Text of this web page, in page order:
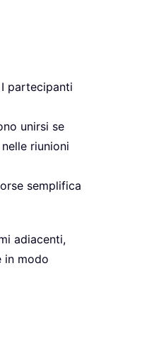
I partecipanti
unirsi se
riunioni
semplifica
adiacenti,
in modo